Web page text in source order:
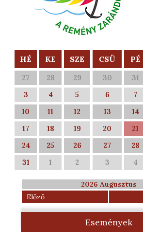
HÉ KE SZE CSÜ PÉ
27 28 29 30 31
3
4 5 6 7
10
11 12 13 14
17
18 19 20 21
24
25 26 27 28
31
1 2 3 4
2026 Augusztus
Előző
Események